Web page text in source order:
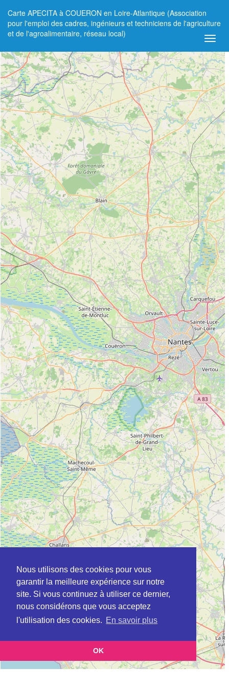
Nous utilisons des cookies pour vous
garantir la meilleure expérience sur notre
site. Si vous continuez à utiliser ce dernier,
nous considérons que vous acceptez
l'utilisation des cookies. En savoir plus
OK
Carte APECITA à COUERON en Loire-Atlantique (Association
pour l'emploi des cadres, ingénieurs et techniciens de l'agriculture
et de l'agroalimentaire, réseau local)
+
−